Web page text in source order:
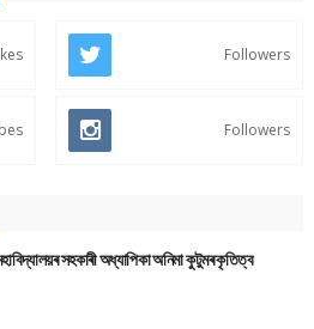
Followers
Followers
সহকাৰী অধ্যাপিকা অনিমা কুটুমৰ কৃতিত্ব